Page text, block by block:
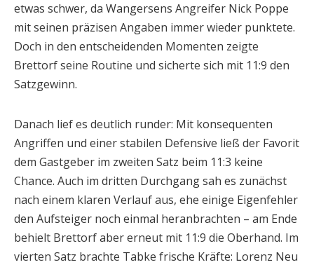
etwas schwer, da Wangersens Angreifer Nick Poppe
mit seinen präzisen Angaben immer wieder punktete.
Doch in den entscheidenden Momenten zeigte
Brettorf seine Routine und sicherte sich mit 11:9 den
Satzgewinn.
Danach lief es deutlich runder: Mit konsequenten
Angriffen und einer stabilen Defensive ließ der Favorit
dem Gastgeber im zweiten Satz beim 11:3 keine
Chance. Auch im dritten Durchgang sah es zunächst
nach einem klaren Verlauf aus, ehe einige Eigenfehler
den Aufsteiger noch einmal heranbrachten – am Ende
behielt Brettorf aber erneut mit 11:9 die Oberhand. Im
vierten Satz brachte Tabke frische Kräfte: Lorenz Neu